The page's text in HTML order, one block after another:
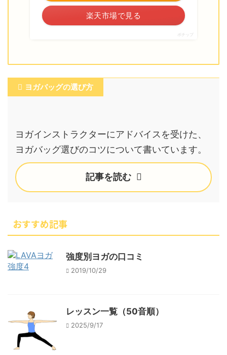
楽天市場で見る
ポチップ
ヨガバッグの選び方
ヨガインストラクターにアドバイスを受けた、
ヨガバッグ選びのコツについて書いています。
記事を読む
おすすめ記事
強度別ヨガの口コミ
2019/10/29
レッスン一覧（50音順）
2025/9/17